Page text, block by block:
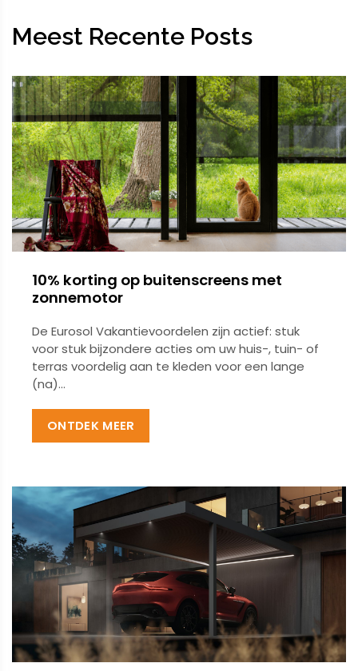
Meest Recente Posts
10% korting op buitenscreens met
zonnemotor
De Eurosol Vakantievoordelen zijn actief: stuk
voor stuk bijzondere acties om uw huis-, tuin- of
terras voordelig aan te kleden voor een lange
(na)...
ONTDEK MEER